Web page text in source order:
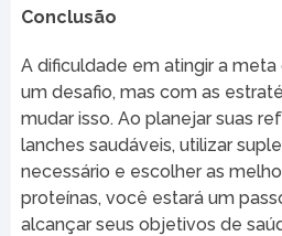
Conclusão
A dificuldade em atingir a
um desafio, mas com as
mudar isso. Ao planejar suas
lanches saudáveis, utilizar
necessário e escolher as
proteínas, você estará um
alcançar seus objetivos de